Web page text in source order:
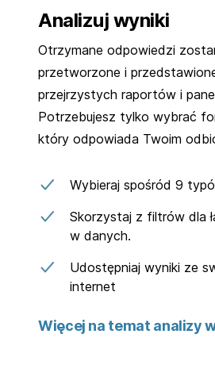
Analizuj wyniki
Otrzymane odpowiedzi
przetworzone i
przejrzystych raportów i
Potrzebujesz tylko wybrać
który odpowiada Twoim
Wybieraj spośród 9
Skorzystaj z filtrów dla
w danych.
Udostępniaj wyniki ze
internet
Więcej na temat analizy